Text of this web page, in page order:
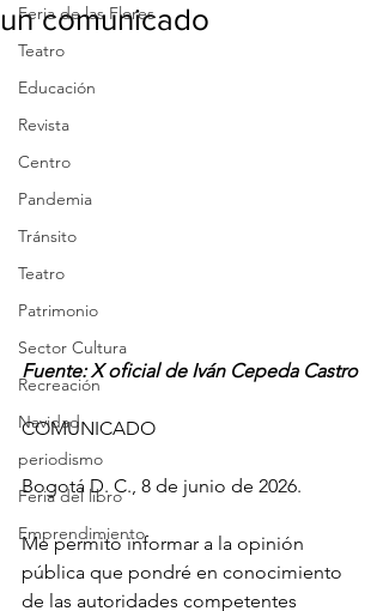
Feria de las Flores
Teatro
Educación
Revista
Centro
Pandemia
Tránsito
Teatro
Patrimonio
Sector Cultura
Recreación
Navidad
periodismo
Feria del libro
Emprendimiento
un comunicado
Fuente: X oficial de Iván Cepeda Castro
COMUNICADO
Bogotá D. C., 8 de junio de 2026.
Me permito informar a la opinión
pública que pondré en conocimiento
de las autoridades competentes